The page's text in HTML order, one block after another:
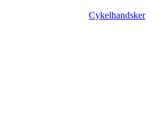
Cykelhandsker